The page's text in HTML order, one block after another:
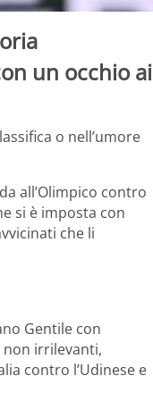
un occhio ai
o nell’umore
all’Olimpico contro
si è imposta con
che li
Gentile con
non irrilevanti,
contro l’Udinese e